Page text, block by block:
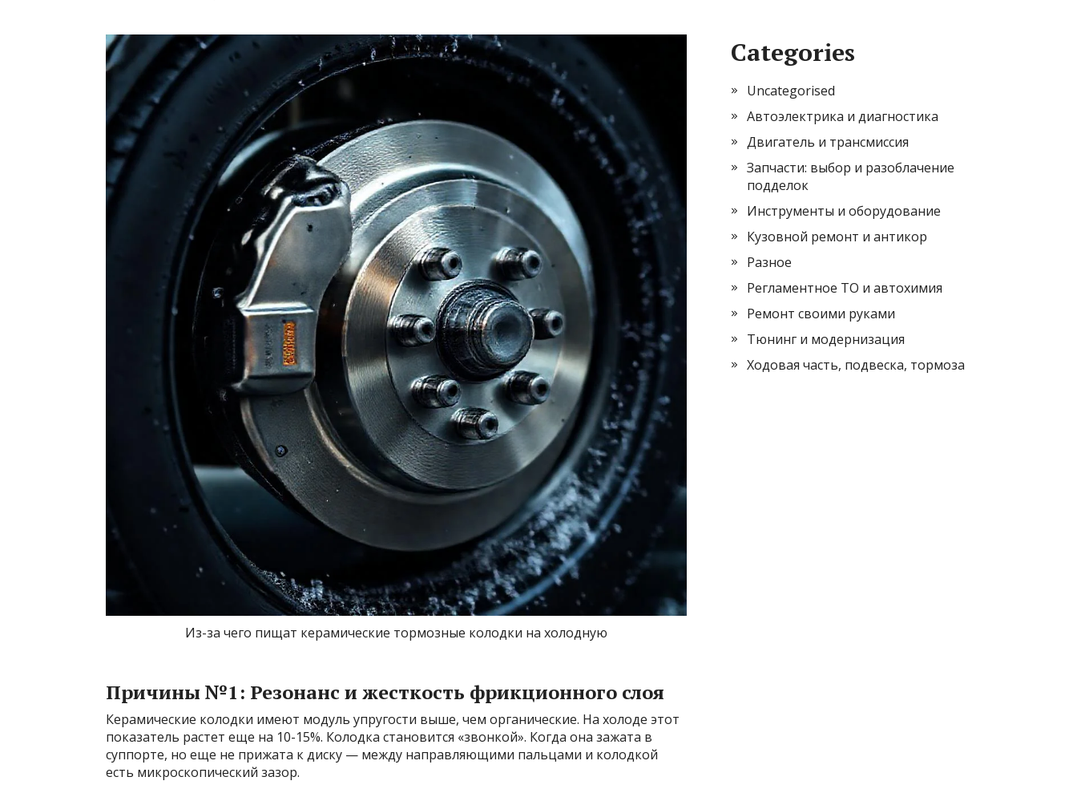
Из-за чего пищат керамические тормозные колодки на холодную
Причины №1: Резонанс и жесткость фрикционного слоя
Керамические колодки имеют модуль упругости выше, чем органические. На холоде этот
показатель растет еще на 10-15%. Колодка становится «звонкой». Когда она зажата в
суппорте, но еще не прижата к диску — между направляющими пальцами и колодкой
есть микроскопический зазор.
Categories
Uncategorised
Автоэлектрика и диагностика
Двигатель и трансмиссия
Запчасти: выбор и разоблачение
подделок
Инструменты и оборудование
Кузовной ремонт и антикор
Разное
Регламентное ТО и автохимия
Ремонт своими руками
Тюнинг и модернизация
Ходовая часть, подвеска, тормоза